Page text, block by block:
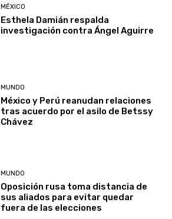
MÉXICO
Esthela Damián respalda
investigación contra Ángel Aguirre
MUNDO
México y Perú reanudan relaciones
tras acuerdo por el asilo de Betssy
Chávez
MUNDO
Oposición rusa toma distancia de
sus aliados para evitar quedar
fuera de las elecciones